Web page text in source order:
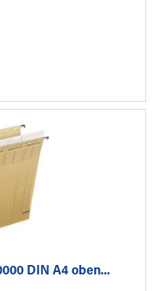
DIN A4 oben...